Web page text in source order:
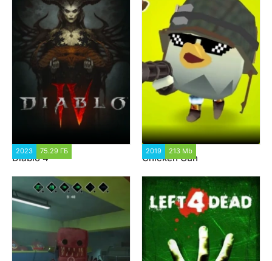
2023 75.29 ГБ
Diablo 4
2019 213 Mb
Chicken Gun